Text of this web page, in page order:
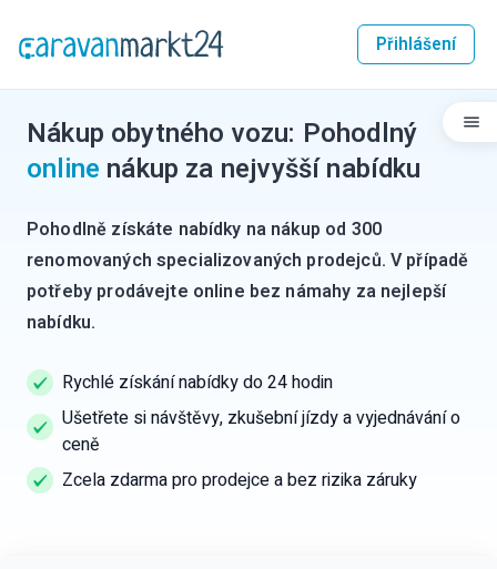
Přihlášení
Nákup obytného vozu: Pohodlný
online nákup za nejvyšší nabídku
Pohodlně získáte nabídky na nákup od 300
renomovaných specializovaných prodejců. V případě
potřeby prodávejte online bez námahy za nejlepší
nabídku.
Rychlé získání nabídky do 24 hodin
Ušetřete si návštěvy, zkušební jízdy a vyjednávání o
ceně
Zcela zdarma pro prodejce a bez rizika záruky